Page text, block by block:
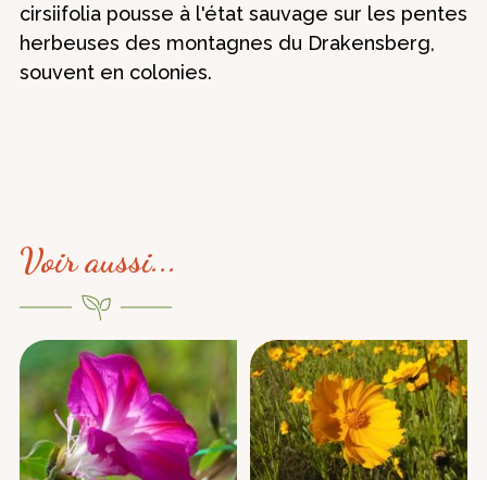
cirsiifolia pousse à l'état sauvage sur les pentes
herbeuses des montagnes du Drakensberg,
souvent en colonies.
Voir aussi...